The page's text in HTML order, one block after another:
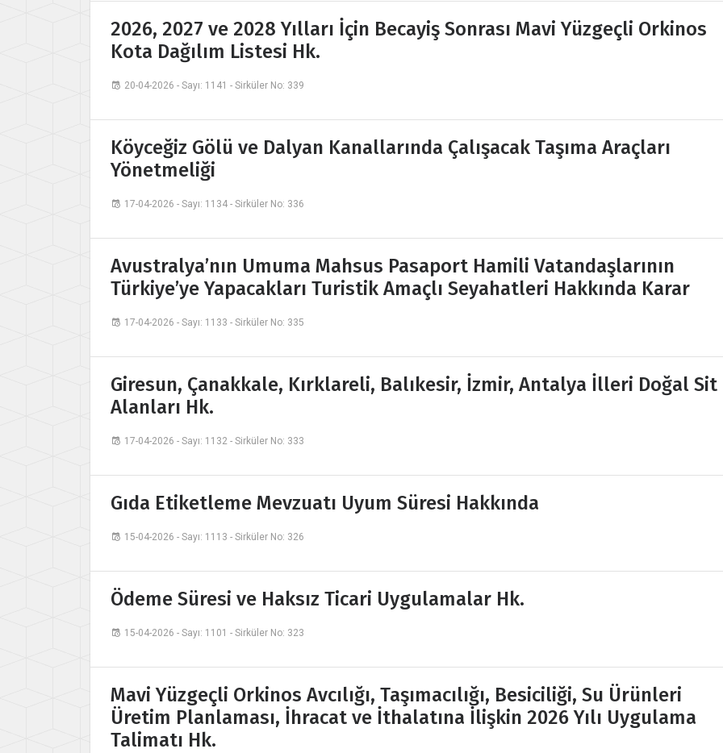
2026, 2027 ve 2028 Yılları İçin Becayiş Sonrası Mavi Yüzgeçli Orkinos
Kota Dağılım Listesi Hk.
20-04-2026 - Sayı: 1141 - Sirküler No: 339
Köyceğiz Gölü ve Dalyan Kanallarında Çalışacak Taşıma Araçları
Yönetmeliği
17-04-2026 - Sayı: 1134 - Sirküler No: 336
Avustralya’nın Umuma Mahsus Pasaport Hamili Vatandaşlarının
Türkiye’ye Yapacakları Turistik Amaçlı Seyahatleri Hakkında Karar
17-04-2026 - Sayı: 1133 - Sirküler No: 335
Giresun, Çanakkale, Kırklareli, Balıkesir, İzmir, Antalya İlleri Doğal Sit
Alanları Hk.
17-04-2026 - Sayı: 1132 - Sirküler No: 333
Gıda Etiketleme Mevzuatı Uyum Süresi Hakkında
15-04-2026 - Sayı: 1113 - Sirküler No: 326
Ödeme Süresi ve Haksız Ticari Uygulamalar Hk.
15-04-2026 - Sayı: 1101 - Sirküler No: 323
Mavi Yüzgeçli Orkinos Avcılığı, Taşımacılığı, Besiciliği, Su Ürünleri
Üretim Planlaması, İhracat ve İthalatına İlişkin 2026 Yılı Uygulama
Talimatı Hk.